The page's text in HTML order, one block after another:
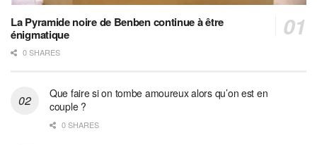
La Pyramide noire de Benben continue à être
énigmatique
0 SHARES
Que faire si on tombe amoureux alors qu’on est en
couple ?
0 SHARES